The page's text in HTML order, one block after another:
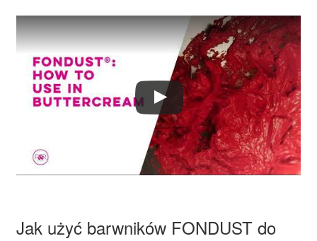
Jak użyć barwników FONDUST do